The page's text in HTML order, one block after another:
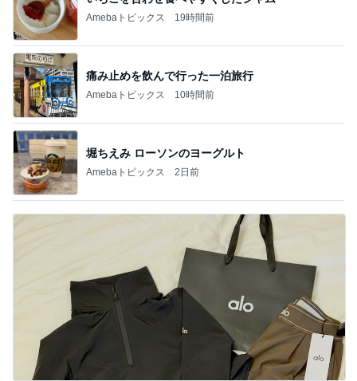
Amebaトピックス 19時間前
痛み止めを飲んで行った一泊旅行
Amebaトピックス 10時間前
堀ちえみ ローソンのヨーグルト
Amebaトピックス 2日前